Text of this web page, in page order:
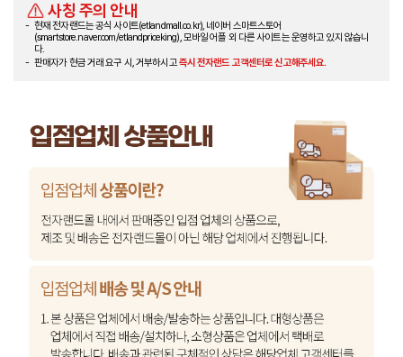
사칭 주의 안내
현재 전자랜드는 공식 사이트(etlandmall.co.kr), 네이버 스마트스토어
(smartstore.naver.com/etlandpriceking), 모바일 어플 외 다른 사이트는 운영하고 있지 않습니
다.
판매자가 현금 거래 요구 시, 거부하시고즉시 전자랜드 고객센터로 신고해주세요.